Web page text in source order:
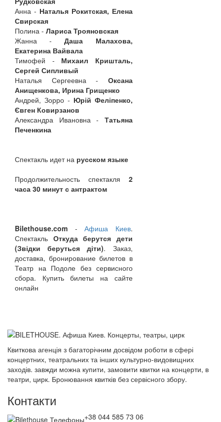
Анна - Наталья Рокитская, Елена
Свирская
Полина - Лариса Трояновская
Жанна -Даша Малахова,
Екатерина Вайвала
Тимофей - Михаил Кришталь,
Сергей Сипливый
Наталья Сергеевна - Оксана
Анищенкова, Ирина Грищенко
Андрей, Зорро - Юрій Феліпенко,
Євген Ковирзанов
Александра Ивановна - Татьяна
Печенкина
Спектакль идет на русском языке
Продолжительность спектакля 2
часа 30 минут с антрактом
Bilethouse.com -Афиша Киев.
Спектакль Откуда берутся дети
(Звідки беруться діти). Заказ,
доставка, бронирование билетов в
Театр на Подоле без сервисного
сбора. Купить билеты на сайте
онлайн
Квиткова агенція з багаторічним досвідом роботи в сфері
концертних, театральних та інших культурно-видовищних
заходів. завжди можна купити, замовити квитки на концерти, в
театри, цирк. Бронювання квитків без сервісного збору.
Контакти
+38 044 585 73 06